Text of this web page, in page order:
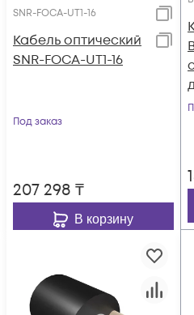
SNR-FOCA-UT1-16
Кабель оптический
SNR-FOCA-UT1-16
Под заказ
207 298 ₸
В корзину